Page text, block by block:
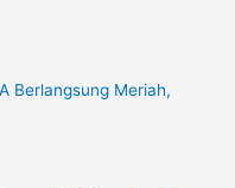
Berlangsung Meriah,